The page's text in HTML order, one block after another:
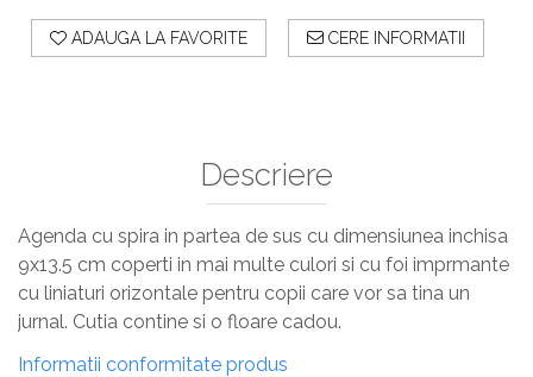
ADAUGA LA FAVORITE CERE INFORMATII
Descriere
Agenda cu spira in partea de sus cu dimensiunea inchisa
9x13.5 cm coperti in mai multe culori si cu foi imprmante
cu liniaturi orizontale pentru copii care vor sa tina un
jurnal. Cutia contine si o floare cadou.
Informatii conformitate produs